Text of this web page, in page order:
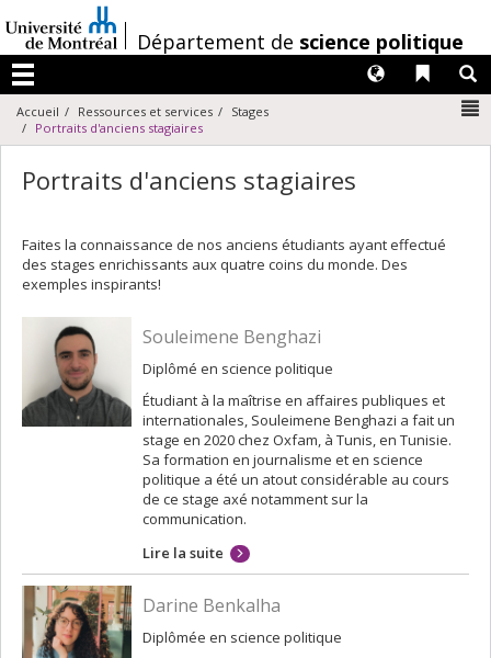
au
contenu
/Département de science politique
Menu
Liens
Langues
Accueil Ressources et services
Stages
Portraits d'anciens stagiaires
Portraits d'anciens stagiaires
Faites la connaissance de nos anciens étudiants ayant effectué
des stages enrichissants aux quatre coins du monde. Des
exemples inspirants!
Souleimene Benghazi
Diplômé en science politique
Étudiant à la maîtrise en affaires publiques et
internationales, Souleimene Benghazi a fait un
stage en 2020 chez Oxfam, à Tunis, en Tunisie.
Sa formation en journalisme et en science
politique a été un atout considérable au cours
de ce stage axé notamment sur la
communication.
Lire la suite
Darine Benkalha
Diplômée en science politique